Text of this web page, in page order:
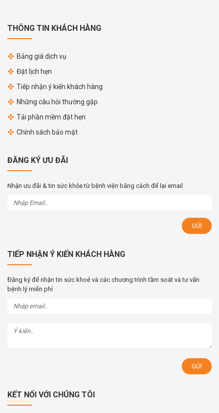
THÔNG TIN KHÁCH HÀNG
Bảng giá dịch vụ
Đặt lịch hẹn
Tiếp nhận ý kiến khách hàng
Những câu hỏi thường gặp
Tải phần mềm đặt hẹn
Chính sách bảo mật
ĐĂNG KÝ ƯU ĐÃI
Nhận ưu đãi & tin sức khỏe từ bệnh viện bằng cách để lại email
TIẾP NHẬN Ý KIẾN KHÁCH HÀNG
Đăng ký để nhận tin sức khoẻ và các chương trình tầm soát và tư vấn
bệnh lý miễn phí
KẾT NỐI VỚI CHÚNG TÔI